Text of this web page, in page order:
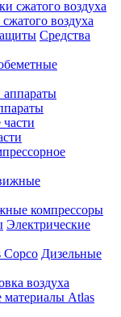
воздуха
Средства
компрессоры
Электрические
Дизельные
воздуха